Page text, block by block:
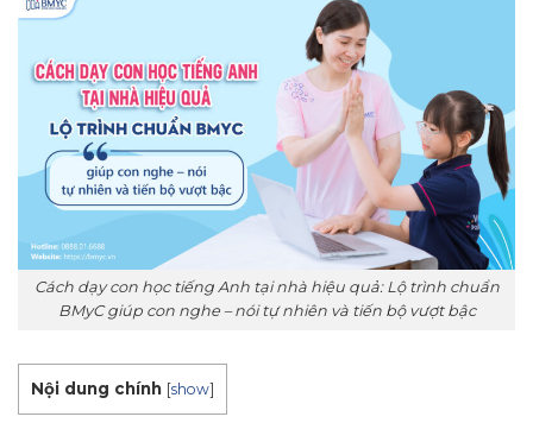
Cách dạy con học tiếng Anh tại nhà hiệu quả: Lộ trình chuẩn
BMyC giúp con nghe – nói tự nhiên và tiến bộ vượt bậc
Nội dung chính [show]